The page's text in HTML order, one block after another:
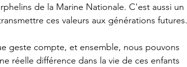
de la Marine Nationale. C'est aussi un
ces valeurs aux générations futures.
geste compte, et ensemble, nous pouvons
réelle différence dans la vie de ces enfants